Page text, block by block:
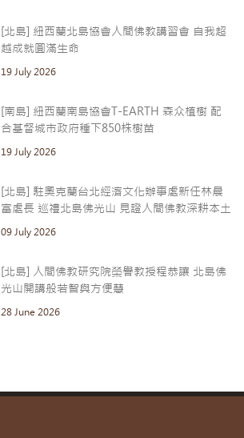
[北島] 紐西蘭北島協會人間佛教講習會 自我超
越成就圓滿生命
19 July 2026
[南島] 紐西蘭南島協會T-EARTH 森众植樹 配
合基督城市政府種下850株樹苗
19 July 2026
[北島] 駐奧克蘭台北經濟文化辦事處新任林晨
富處長 巡禮北島佛光山 見證人間佛教深耕本土
09 July 2026
[北島] 人間佛教研究院榮譽教授程恭讓 北島佛
光山開講般若智與方便慧
28 June 2026